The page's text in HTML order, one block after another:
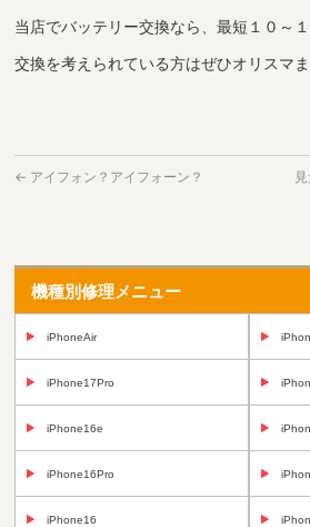
当店でバッテリー交換なら、最短１０～
交換を考えられている方はぜひオリスマま
← アイフォン？アイフォーン？
機種別修理メニュー
iPhoneAir
iPhone17Pro
iPhone16e
iPhone16Pro
iPhone16